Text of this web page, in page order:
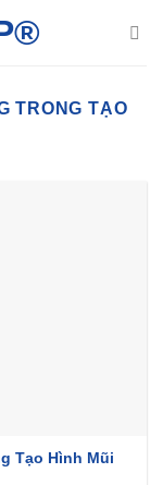
TRONG TẠO
Tạo Hình Mũi